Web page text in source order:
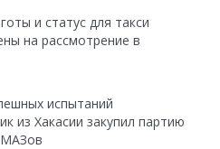
и статус для такси
на рассмотрение в
испытаний
из Хакасии закупил партию